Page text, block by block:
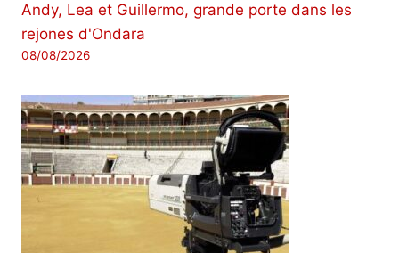
Andy, Lea et Guillermo, grande porte dans les
rejones d'Ondara
08/08/2026